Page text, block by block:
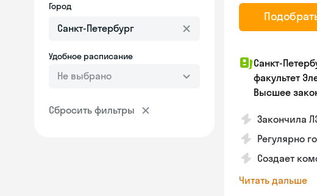
Город
Удобное расписание
Не выбрано
Сбросить фильтры
Санкт-
факультет
Высшее
Закончила
Регулярно
Создает
Читать дальше